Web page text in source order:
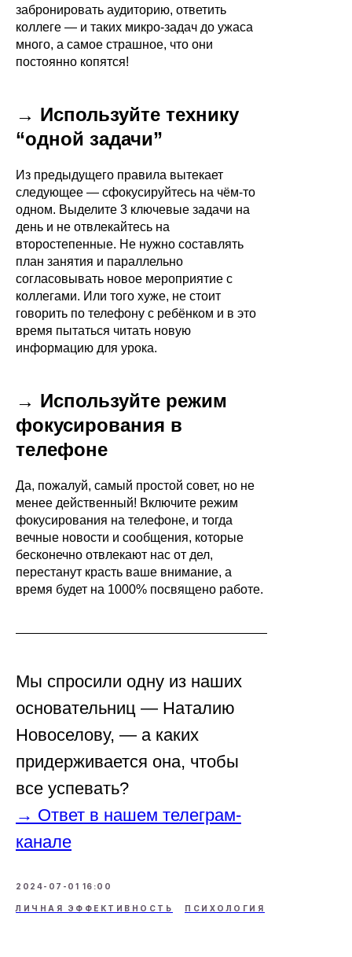
забронировать аудиторию, ответить
коллеге — и таких микро-задач до ужаса
много, а самое страшное, что они
постоянно копятся!
→ Используйте технику
“одной задачи”
Из предыдущего правила вытекает
следующее — сфокусируйтесь на чём-то
одном. Выделите 3 ключевые задачи на
день и не отвлекайтесь на
второстепенные. Не нужно составлять
план занятия и параллельно
согласовывать новое мероприятие с
коллегами. Или того хуже, не стоит
говорить по телефону с ребёнком и в это
время пытаться читать новую
информацию для урока.
→ Используйте режим
фокусирования в
телефоне
Да, пожалуй, самый простой совет, но не
менее действенный! Включите режим
фокусирования на телефоне, и тогда
вечные новости и сообщения, которые
бесконечно отвлекают нас от дел,
перестанут красть ваше внимание, а
время будет на 1000% посвящено работе.
Мы спросили одну из наших
основательниц — Наталию
Новоселову, — а каких
придерживается она, чтобы
все успевать?
→ Ответ в нашем телеграм-
канале
2024-07-01 16:00
ЛИЧНАЯ ЭФФЕКТИВНОСТЬ ПСИХОЛОГИЯ